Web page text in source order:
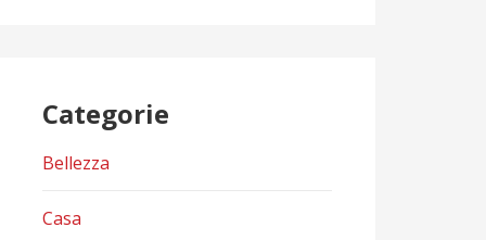
Categorie
Bellezza
Casa